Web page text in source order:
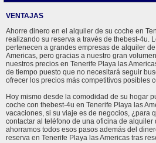
VENTAJAS
Ahorre dinero en el alquiler de su coche en
realizando su reserva a través de thebest-4u.
pertenecen a grandes empresas de alquiler
Americas, pero gracias a nuestro gran
nuestros precios en Tenerife Playa las
de tiempo puesto que no necesitará seguir
ofrecer los precios más competitivos posibles
Hoy mismo desde la comodidad de su hogar
coche con thebest-4u en Tenerife Playa las
vacaciones, si su viaje es de negocios, ¿para
contactar al teléfono de una oficina de alquiler
ahorramos todos esos pasos además del
reserva en Tenerife Playa las Americas tras